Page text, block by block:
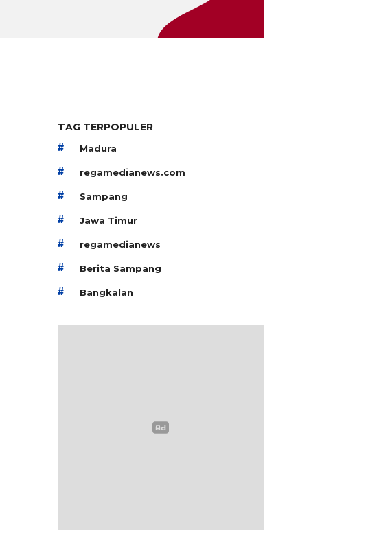
TAG TERPOPULER
# Madura
# regamedianews.com
# Sampang
# Jawa Timur
# regamedianews
# Berita Sampang
# Bangkalan